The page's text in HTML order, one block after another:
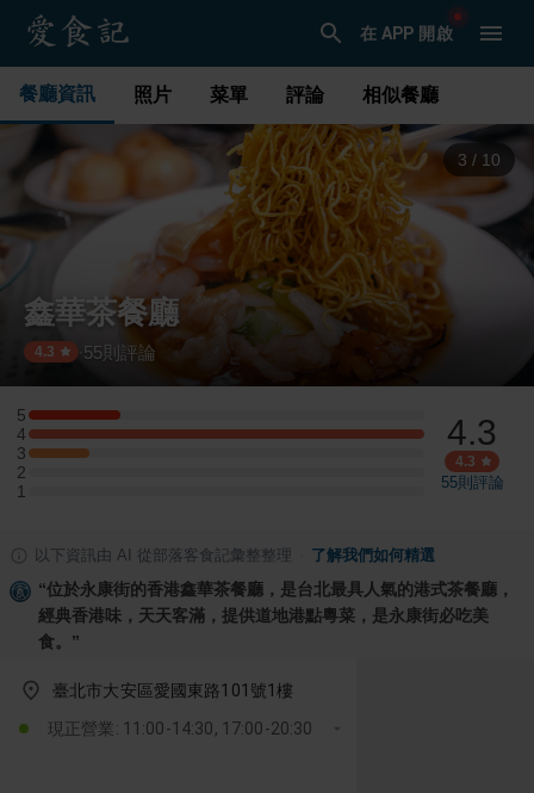
在 APP 開啟
餐廳資訊 照片 菜單 評論 相似餐廳
4 / 10
鑫華茶餐廳
4.3 55 則評論
5
5 星：3 則評論
4
4 星：13 則評論
3
3 星：2 則評論
2
2 星：0 則評論
1
1 星：0 則評論
4.3
4.3
55則評論
以下資訊由 AI 從部落客食記彙整整理 了解我們如何精選
“位於永康街的香港鑫華茶餐廳，是台北最具人氣的港式茶餐廳，
經典香港味，天天客滿，提供道地港點粵菜，是永康街必吃美
食。 ”
臺北市大安區愛國東路101號1樓
現正營業: 11:00-14:30, 17:00-20:30